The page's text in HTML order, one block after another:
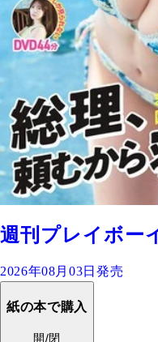
週刊プレイボー
2026年08月03日発売
紙の本で購入
開/閉